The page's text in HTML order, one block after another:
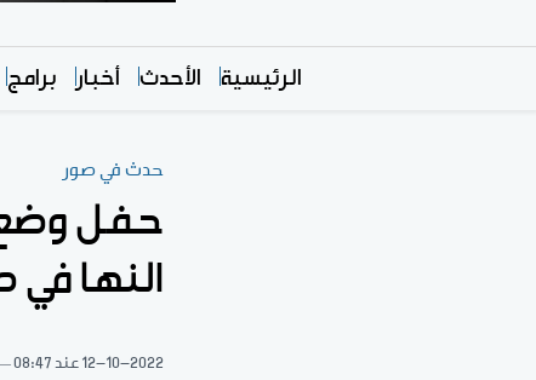
الرئيسية الأحدث أخبار برامج
حدث في صور
حفل وضع
النها في
12-10-2022 عند 08:47